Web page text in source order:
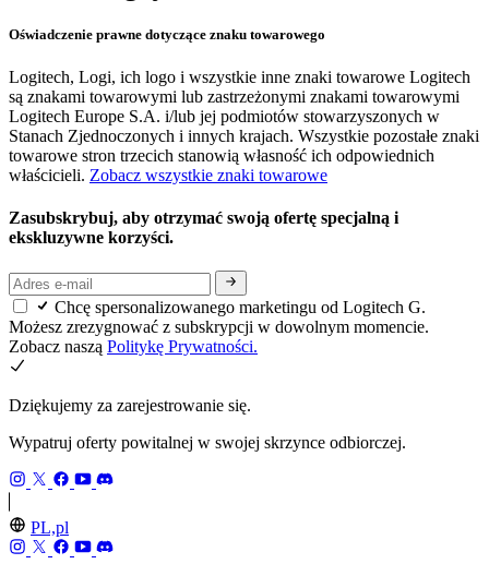
Oświadczenie prawne dotyczące znaku towarowego
Logitech, Logi, ich logo i wszystkie inne znaki towarowe Logitech
są znakami towarowymi lub zastrzeżonymi znakami towarowymi
Logitech Europe S.A. i/lub jej podmiotów stowarzyszonych w
Stanach Zjednoczonych i innych krajach. Wszystkie pozostałe znaki
towarowe stron trzecich stanowią własność ich odpowiednich
właścicieli. Zobacz wszystkie znaki towarowe
Zasubskrybuj, aby otrzymać swoją ofertę specjalną i
ekskluzywne korzyści.
Chcę spersonalizowanego marketingu od Logitech G.
Możesz zrezygnować z subskrypcji w dowolnym momencie.
Zobacz naszą Politykę Prywatności.
Dziękujemy za zarejestrowanie się.
Wypatruj oferty powitalnej w swojej skrzynce odbiorczej.
PL,pl